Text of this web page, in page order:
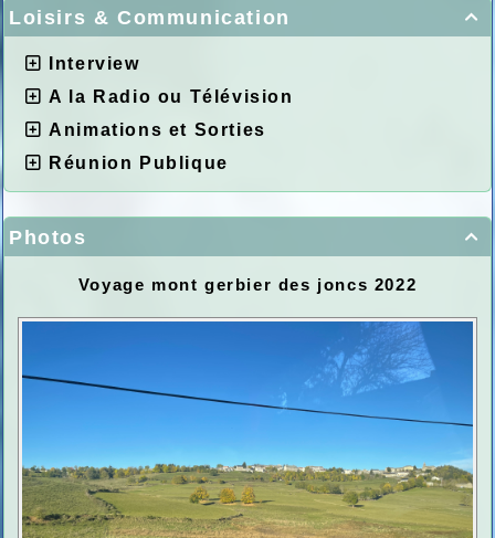

Loisirs & Communication
Interview
A la Radio ou Télévision
Animations et Sorties
Réunion Publique

Photos
Voyage mont gerbier des joncs 2022